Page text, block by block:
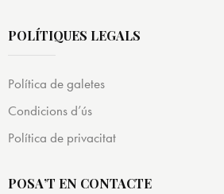
POLÍTIQUES LEGALS
Política de galetes
Condicions d’ús
Política de privacitat
POSA’T EN CONTACTE